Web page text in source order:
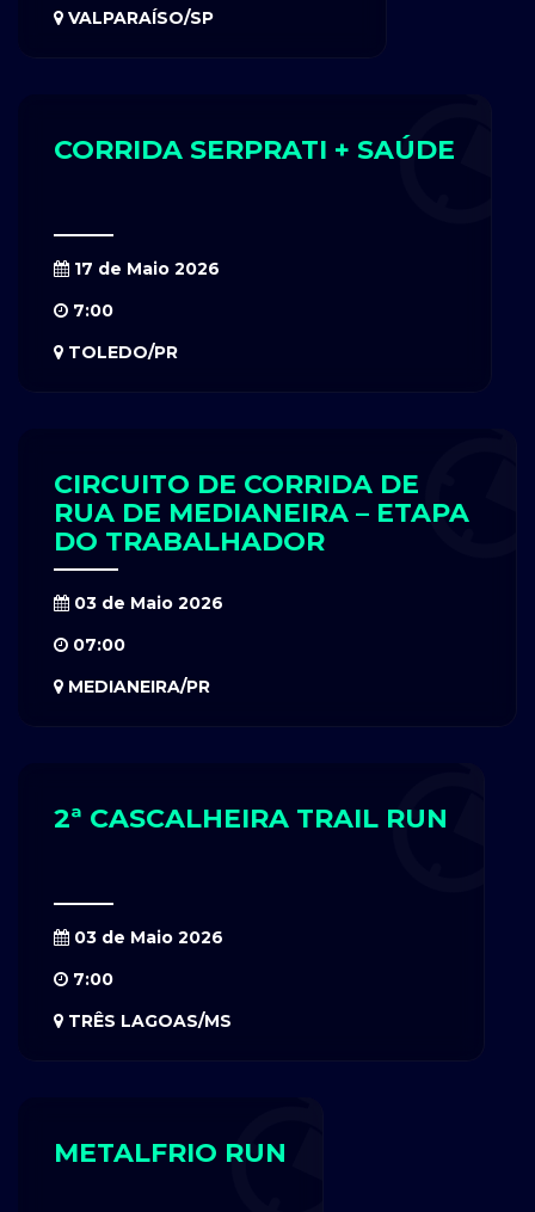
VALPARAÍSO/SP
CORRIDA SERPRATI + SAÚDE
17 de Maio 2026
7:00
TOLEDO/PR
CIRCUITO DE CORRIDA DE
RUA DE MEDIANEIRA – ETAPA
DO TRABALHADOR
03 de Maio 2026
07:00
MEDIANEIRA/PR
2ª CASCALHEIRA TRAIL RUN
03 de Maio 2026
7:00
TRÊS LAGOAS/MS
METALFRIO RUN